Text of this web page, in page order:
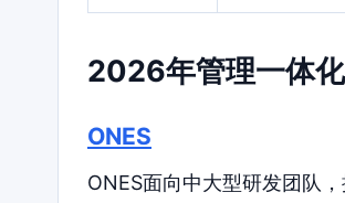
2026年管理一体
ONES
ONES面向中大型研发团队